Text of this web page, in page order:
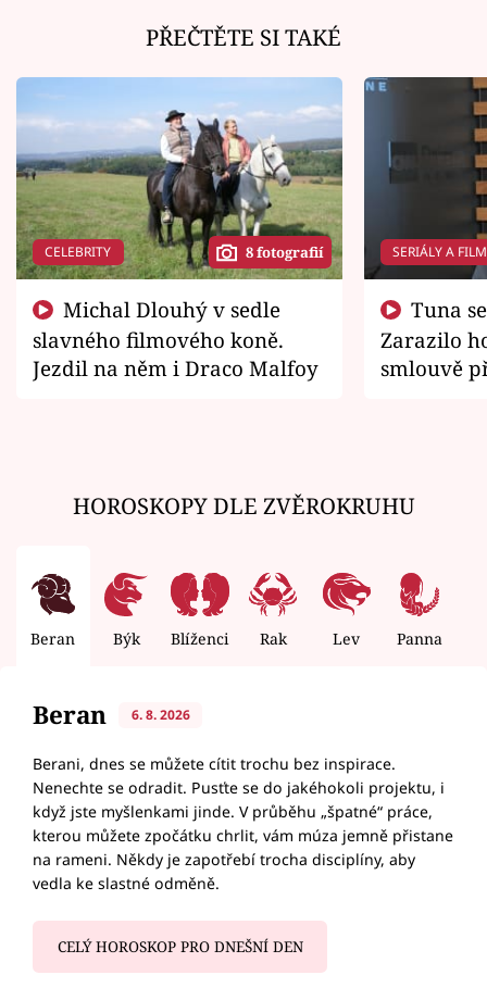
PŘEČTĚTE SI TAKÉ
CELEBRITY 8 fotografií
slavného filmového koně.
Jezdil na něm i Draco Malfoy
SERIÁLY A
Zarazilo
smlouvě
HOROSKOPY DLE ZVĚROKRUHU
Beran Býk Blíženci Rak Lev Panna
Beran 6. 8. 2026
Berani, dnes se můžete cítit trochu bez inspirace.
Nenechte se odradit. Pusťte se do jakéhokoli projektu, i
když jste myšlenkami jinde. V průběhu „špatné“ práce,
kterou můžete zpočátku chrlit, vám múza jemně přistane
na rameni. Někdy je zapotřebí trocha disciplíny, aby
vedla ke slastné odměně.
CELÝ HOROSKOP PRO DNEŠNÍ DEN